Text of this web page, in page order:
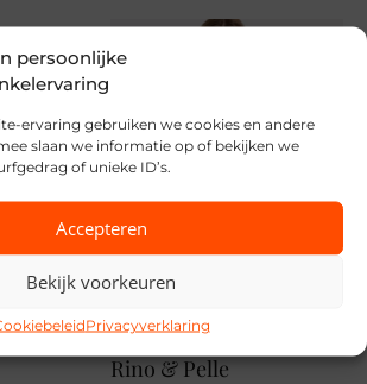
persoonlijke
ervaring gebruiken we cookies en andere
slaan we informatie op of bekijken we
of unieke ID’s.
Accepteren
Bekijk voorkeuren
Privacyverklaring
Rino & Pelle